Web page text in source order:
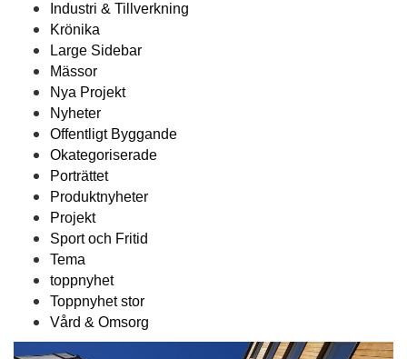
Industri & Tillverkning
Krönika
Large Sidebar
Mässor
Nya Projekt
Nyheter
Offentligt Byggande
Okategoriserade
Porträttet
Produktnyheter
Projekt
Sport och Fritid
Tema
toppnyhet
Toppnyhet stor
Vård & Omsorg